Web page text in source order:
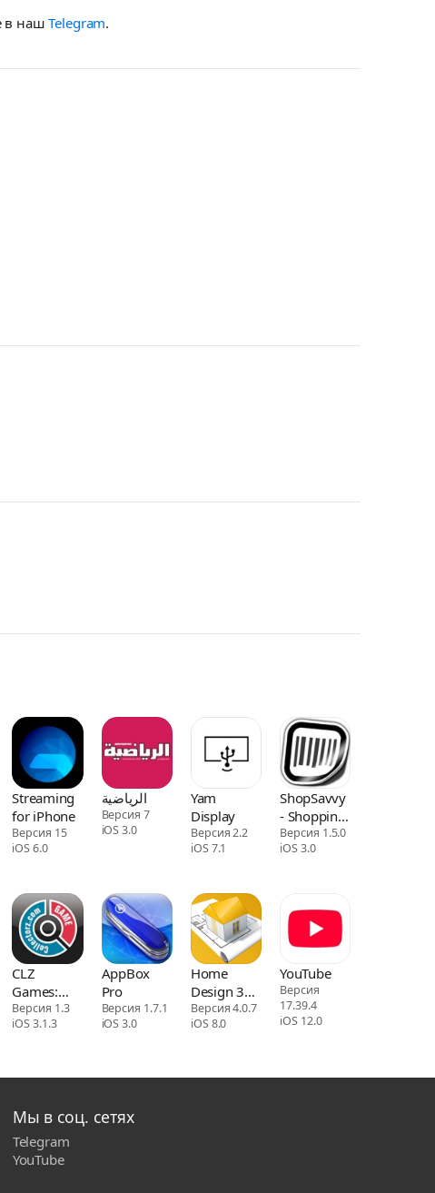
в нашTelegram.
Streaming
for iPhone
Версия 15
iOS 6.0
الرياضية
Версия 7
iOS 3.0
Yam
Display
Версия 2.2
iOS 7.1
ShopSavvy
- Shopping
Assistant
Версия 1.5.0
iOS 3.0
CLZ
Games:
collection
database
Версия 1.3
iOS 3.1.3
AppBox
Pro
Версия 1.7.1
iOS 3.0
Home
Design 3D
GOLD
Версия 4.0.7
iOS 8.0
YouTube
Версия
17.39.4
iOS 12.0
Мы в соц. сетях
Telegram
YouTube